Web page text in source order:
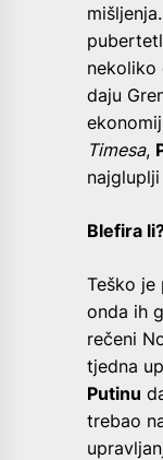
nekoliko
daju
Timesa,
Blefira
Teško je
onda ih
rečeni
tjedna
Putinu
trebao